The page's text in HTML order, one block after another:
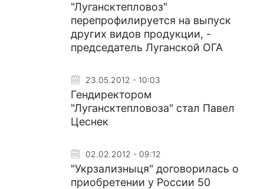
"Лугансктепловоз"
перепрофилируется на выпуск
других видов продукции, -
председатель Луганской ОГА
23.05.2012 - 10:03
Гендиректором
"Лугансктепловоза" стал Павел
Цеснек
02.02.2012 - 09:12
"Укрзализныця" договорилась о
приобретении у России 50